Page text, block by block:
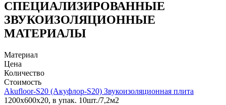
СПЕЦИАЛИЗИРОВАННЫЕ
ЗВУКОИЗОЛЯЦИОННЫЕ
МАТЕРИАЛЫ
Материал
Цена
Количество
Стоимость
Akufloor-S20 (Акуфлор-S20) Звукоизоляционная плита
1200х600х20, в упак. 10шт./7,2м2